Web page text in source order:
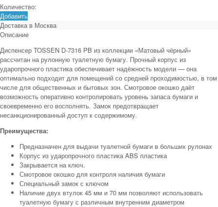
Количество:
Добавить
Доставка в Москва
Описание
Диспенсер TOSSEN D‑7316 PB из коллекции «Матовый чёрный»
рассчитан на рулонную туалетную бумагу. Прочный корпус из
ударопрочного пластика обеспечивает надёжность модели — она
оптимально подходит для помещений со средней проходимостью, в том
числе для общественных и бытовых зон. Смотровое окошко даёт
возможность оперативно контролировать уровень запаса бумаги и
своевременно его восполнять. Замок предотвращает
несанкционированный доступ к содержимому.
Преимущества:
Предназначен для выдачи туалетной бумаги в больших рулонах
Корпус из ударопрочного пластика ABS пластика
Закрывается на ключ.
Смотровое окошко для контроля наличия бумаги
Специальный замок с ключом
Наличие двух втулок 45 мм и 70 мм позволяют использовать
туалетную бумагу с различным внутренним диаметром